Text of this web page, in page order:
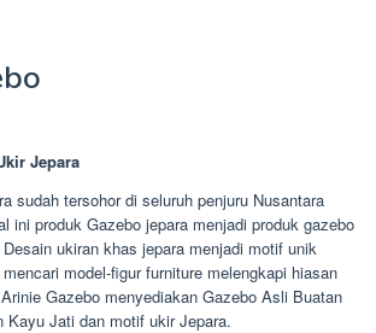
Jepara
sudah tersohor di seluruh penjuru Nusantara
ini produk Gazebo jepara menjadi produk gazebo
ukiran khas jepara menjadi motif unik
model-figur furniture melengkapi hiasan
Gazebo menyediakan Gazebo Asli Buatan
Kayu Jati dan motif ukir Jepara.